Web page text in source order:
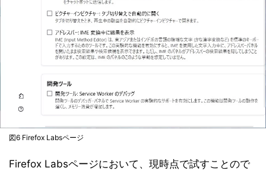
図6 Firefox Labsページ
Firefox Labsページにおいて、現時点で試すことので